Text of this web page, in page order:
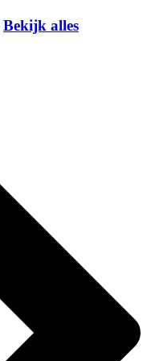
Bekijk alles